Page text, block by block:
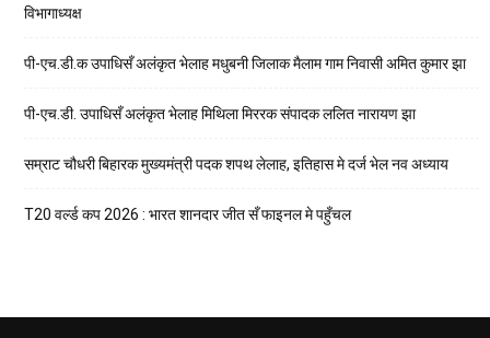
विभागाध्यक्ष
पी-एच.डी.क उपाधिसँ अलंकृत भेलाह मधुबनी जिलाक मैलाम गाम निवासी अमित कुमार झा
पी-एच.डी. उपाधिसँ अलंकृत भेलाह मिथिला मिररक संपादक ललित नारायण झा
सम्राट चौधरी बिहारक मुख्यमंत्री पदक शपथ लेलाह, इतिहास मे दर्ज भेल नव अध्याय
T20 वर्ल्ड कप 2026 : भारत शानदार जीत सँ फाइनल मे पहुँचल